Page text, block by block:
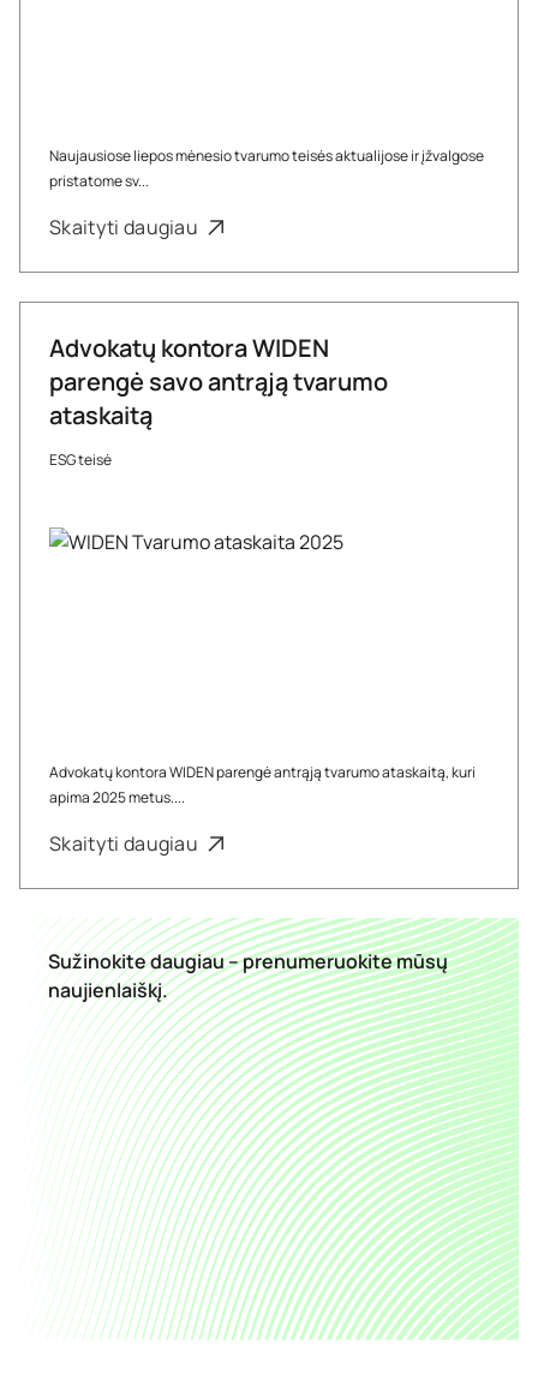
Naujausiose liepos mėnesio tvarumo teisės aktualijose ir įžvalgose
pristatome sv...
Skaityti daugiau
Advokatų kontora WIDEN
parengė savo antrąją tvarumo
ataskaitą
ESG teisė
Advokatų kontora WIDEN parengė antrąją tvarumo ataskaitą, kuri
apima 2025 metus....
Skaityti daugiau
Sužinokite daugiau – prenumeruokite mūsų
naujienlaiškį.